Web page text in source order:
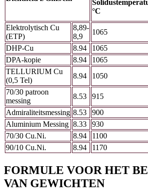
°C
Elektrolytisch Cu
(ETP)
8,89-
8,9
1065
DHP-Cu
8.94 1065
DPA-kopie
8.94 1065
TELLURIUM Cu
(0,5 Tel)
8.94 1050
70/30 patroon
messing
8.53 915
Admiraliteitsmessing 8.53 900
Aluminium Messing 8.33 930
70/30 Cu.Ni.
8.94 1100
90/10 Cu.Ni.
8.94 1170
FORMULE VOOR HET
VAN GEWICHTEN